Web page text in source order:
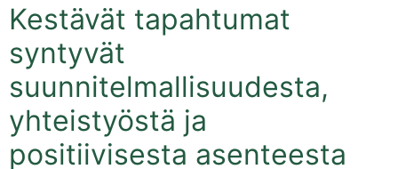
Kestävät tapahtumat
syntyvät
suunnitelmallisuudesta,
yhteistyöstä ja
positiivisesta asenteesta